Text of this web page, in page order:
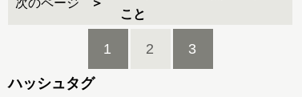
こと
1 2 3
ハッシュタグ